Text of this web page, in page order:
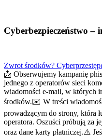
Cyberbezpieczeństwo
Zwrot środków?
📩 Obserwujemy kampanię
jednego z operatorów sieci
wiadomości e-mail, w których
środków.✉️ W treści
prowadzącym do strony, która
operatora. Oszuści próbują za
oraz dane karty płatniczej.⚠️